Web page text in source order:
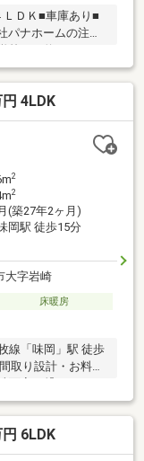
ＬＤＫ■車庫あり■
ナホームの注文
校まで約370ｍ
分）・西友味岡店
小牧文津店まで約
約270ｍ（徒歩4
4LDK
2
2
(築27年2ヶ月)
岡駅 徒歩15分
大字岩崎
床暖房
線「味岡」駅 徒歩
取り設計・お料理
2か所(約3帖・約
の間付・陽当り良
(車種による)・前
ー「バロー小牧岩
6LDK